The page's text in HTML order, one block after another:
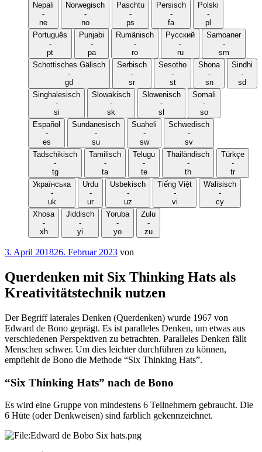
Nepali
-
ne
Norwegisch
-
no
Paschtu
-
ps
Persisch
-
fa
Polski
-
pl
Português
-
pt
Punjabi
-
pa
Rumänisch
-
ro
Русский
-
ru
Samoaner
-
sm
Schottisches Gälisch
-
gd
Serbisch
-
sr
Sesotho
-
st
Shona
-
sn
Sindhi
-
sd
Singhalesisch
-
si
Slowakisch
-
sk
Slowenisch
-
sl
Somali
-
so
Español
-
es
Sundanesisch
-
su
Suaheli
-
sw
Schwedisch
-
sv
Tadschikisch
-
tg
Tamilisch
-
ta
Telugu
-
te
Thailändisch
-
th
Türkçe
-
tr
Українська
-
uk
Urdu
-
ur
Usbekisch
-
uz
Tiếng Việt
-
vi
Walisisch
-
cy
Xhosa
-
xh
Jiddisch
-
yi
Yoruba
-
yo
Zulu
-
zu
Veröffentlicht
3. April 201826. Februar 2023 von
Querdenken mit Six Thinking Hats als
Kreativitätstechnik nutzen
Der Begriff laterales Denken (Querdenken) wurde 1967 von
Edward de Bono geprägt. Es ist paralleles Denken, um etwas aus
verschiedenen Perspektiven zu betrachten. Paralleles Denken fällt
Menschen schwer. Um dies leichter durchführen zu können,
empfiehlt de Bono die Methode “Six Thinking Hats”.
“Six Thinking Hats” nach de Bono
Es wird eine Gruppe von mindestens 6 Teilnehmern gebraucht. Die
6 Hüte (oder Denkweisen) sind farblich gekennzeichnet.